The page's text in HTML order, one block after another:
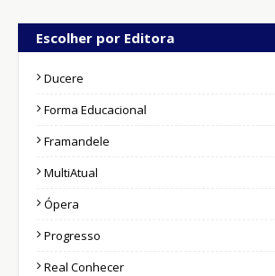
Escolher por Editora
Ducere
Forma Educacional
Framandele
MultiAtual
Ópera
Progresso
Real Conhecer